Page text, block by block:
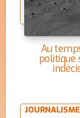
Au
politique